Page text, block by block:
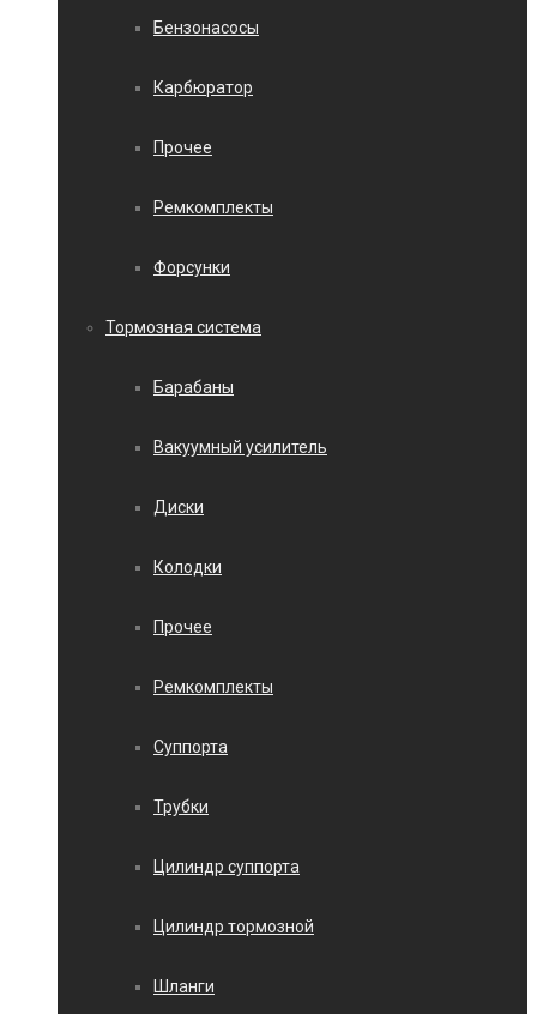
Бензонасосы
Карбюратор
Прочее
Ремкомплекты
Форсунки
Тормозная система
Барабаны
Вакуумный усилитель
Диски
Колодки
Прочее
Ремкомплекты
Суппорта
Трубки
Цилиндр суппорта
Цилиндр тормозной
Шланги